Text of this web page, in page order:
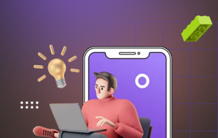
*Все иностранные термины и названия сервисов вы можете
найти с расшифровкой внизу страницы.